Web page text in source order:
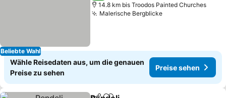
Beliebte Wahl
14.8 km bis Troodos Painted Churches
Malerische BergblickePreise sehen
Wähle Reisedaten aus, um die genauen
Preise zu sehen
Preise sehen